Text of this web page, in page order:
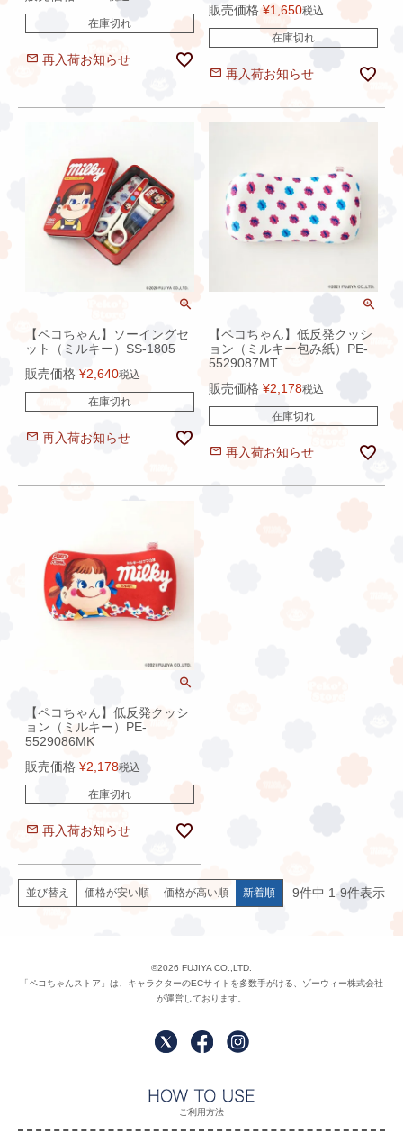
在庫切れ
再入荷お知らせ
販売価格 ¥1,650税込
在庫切れ
再入荷お知らせ
【ペコちゃん】ソーイングセ
ット（ミルキー）SS-1805
販売価格 ¥2,640税込
在庫切れ
再入荷お知らせ
【ペコちゃん】低反発クッシ
ョン（ミルキー包み紙）PE-
5529087MT
販売価格 ¥2,178税込
在庫切れ
再入荷お知らせ
【ペコちゃん】低反発クッシ
ョン（ミルキー）PE-
5529086MK
販売価格 ¥2,178税込
在庫切れ
再入荷お知らせ
並び替え 価格が安い順 価格が高い順 新着順 9件中 1-9件表示
©2026 FUJIYA CO.,LTD.
「ペコちゃんストア」は、キャラクターのECサイトを多数手がける、ゾーウィー株式会社
が運営しております。
ご利用方法